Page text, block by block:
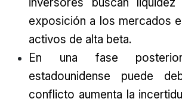
exposición a los mercados
activos de alta beta.
En una fase
estadounidense puede
conflicto aumenta la